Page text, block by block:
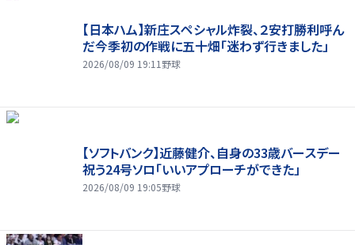
【日本ハム】新庄スペシャル炸裂、２安打勝利呼ん
だ今季初の作戦に五十畑「迷わず行きました」
2026/08/09 19:11 野球
【ソフトバンク】近藤健介、自身の33歳バースデー
祝う24号ソロ「いいアプローチができた」
2026/08/09 19:05野球